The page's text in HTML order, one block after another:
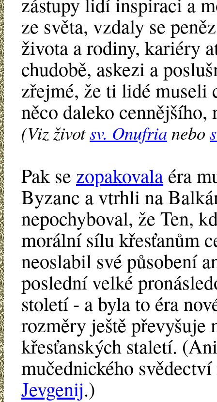
ze světa, vzdaly se
života a rodiny, kariéry
chudobě, askezi a
zřejmé, že ti lidé museli
něco daleko
(Viz životsv. Onufria nebo
Pak se zopakovala éra
Byzanc a vtrhli na
nepochyboval, že Ten,
morální sílu křesťanům
neoslabil své působení
poslední velké
století - a byla to éra
rozměry ještě
křesťanských staletí.
mučednického
Jevgenij.)